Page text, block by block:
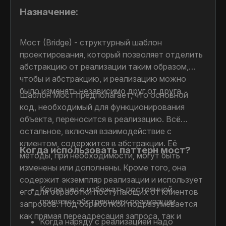
Назначение:
Мост (Bridge) - структурный шаблон
проектирования, который позволяет отделить
абстракцию от реализации таким образом,
чтобы и абстракцию, и реализацию можно
было изменять независимо друг от друга.
Шаблон Мост предполагает, что основной
код, необходимый для функционирования
объекта, переносится в реализацию. Всё
остальное, включая взаимодействие с
клиентом, содержится в абстракции. Её
методы, при необходимости, могут быть
изменены или дополнены. Кроме того, она
содержит экземпляр реализации и использует
его для обработки поступающих от клиентов
запросов. Под обработкой подразумевается
как прямая переадресация запроса, так и
Когда использовать паттерн мост?
Когда надо избежать постоянной
привязки абстракции к реализации
Когда наряду с реализацией надо